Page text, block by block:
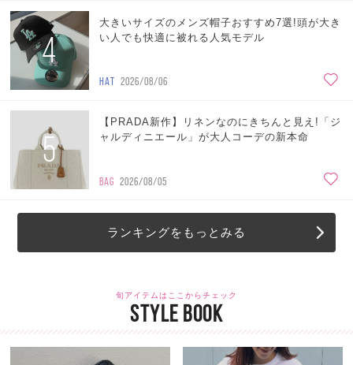
4
大きいサイズのメンズ帽子おすすめ7選!頭が大き
い人でも快適に被れる人気モデル
HAT 2026/08/06
5
【PRADA新作】リネンなのにきちんと見え!「ジ
ャルディニエール」が大人コーデの新本命
BAG 2026/08/05
ランキングをもっとみる
旬アイテムはここからチェック
STYLE BOOK